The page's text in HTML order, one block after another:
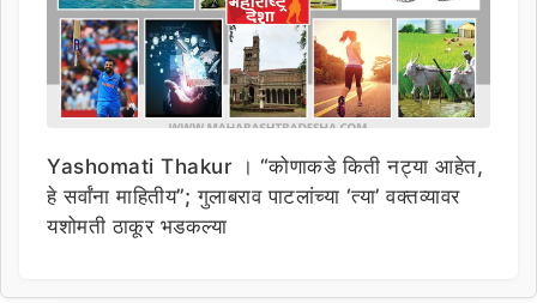
Yashomati Thakur । “कोणाकडे किती नट्या आहेत,
हे सर्वांना माहितीय”; गुलाबराव पाटलांच्या ‘त्या’ वक्तव्यावर
यशोमती ठाकूर भडकल्या